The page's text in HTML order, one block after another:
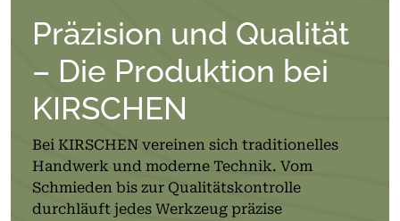
Präzision und Qualität
– Die Produktion bei
KIRSCHEN
Bei KIRSCHEN vereinen sich traditionelles
Handwerk und moderne Technik. Vom
Schmieden bis zur Qualitätskontrolle
durchläuft jedes Werkzeug präzise